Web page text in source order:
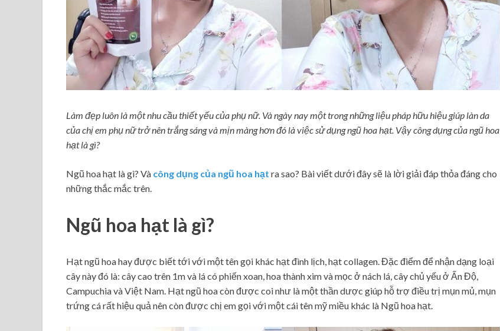
Làm đẹp luôn là một nhu cầu thiết yếu của phụ nữ. Và ngày nay một trong những liệu pháp hữu hiệu giúp làn da
của chị em phụ nữ trở nên trắng sáng và mịn màng hơn đó là việc sử dụng ngũ hoa hạt. Vậycông dụng của ngũ hoa
hạtlà gì?
Ngũ hoa hạt là gì? Và công dụng của ngũ hoa hạt ra sao? Bài viết dưới đây sẽ là lời giải đáp thỏa đáng cho
những thắc mắc trên.
Ngũ hoa hạt là gì?
Hạt ngũ hoa hay được biết tới với một tên gọi khác hạt đình lịch, hạt collagen. Đặc điểm để nhận dạng loại
cây này đó là: cây cao trên 1m và lá có phiến xoan, hoa thành xim và mọc ở nách lá, cây chủ yếu ở Ấn Độ,
Campuchia và Việt Nam. Hạt ngũ hoa còn được coi như là một thần dược giúp hỗ trợ điều trị mụn mủ, mụn
trứng cá rất hiệu quả nên còn được chị em gọi với một cái tên mỹ miều khác là Ngũ hoa hạt.